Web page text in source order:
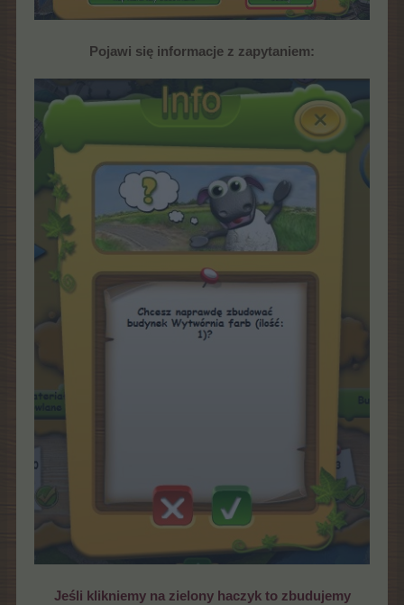
Pojawi się informacje z zapytaniem:
Jeśli klikniemy na zielony haczyk to zbudujemy